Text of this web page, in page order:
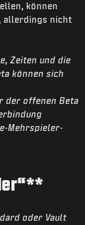
können
allerdings nicht
Zeiten und die
können sich
der offenen Beta
Mehrspieler-
oder Vault